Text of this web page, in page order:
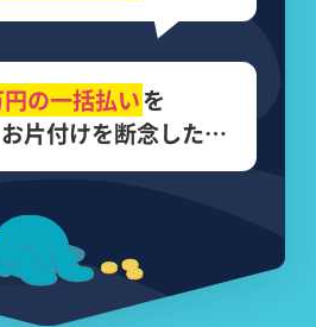
の一括払いを
お片付けを断念した…